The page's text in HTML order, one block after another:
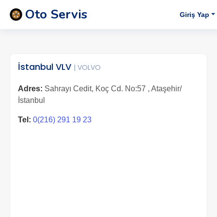
Oto Servis Giriş Yap
İstanbul VLV | VOLVO
Adres: Sahrayı Cedit, Koç Cd. No:57 , Ataşehir/
İstanbul
Tel: 0(216) 291 19 23